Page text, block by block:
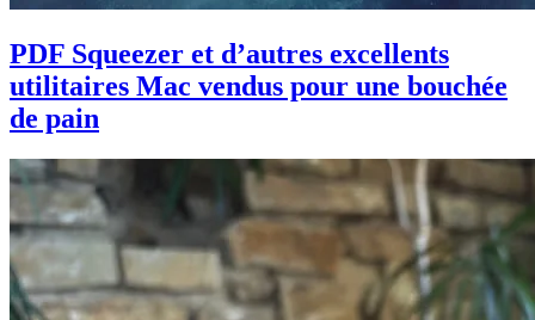
PDF Squeezer et d’autres excellents
utilitaires Mac vendus pour une bouchée
de pain